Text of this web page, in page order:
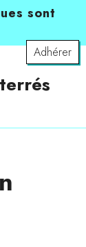
sont
Adhérer